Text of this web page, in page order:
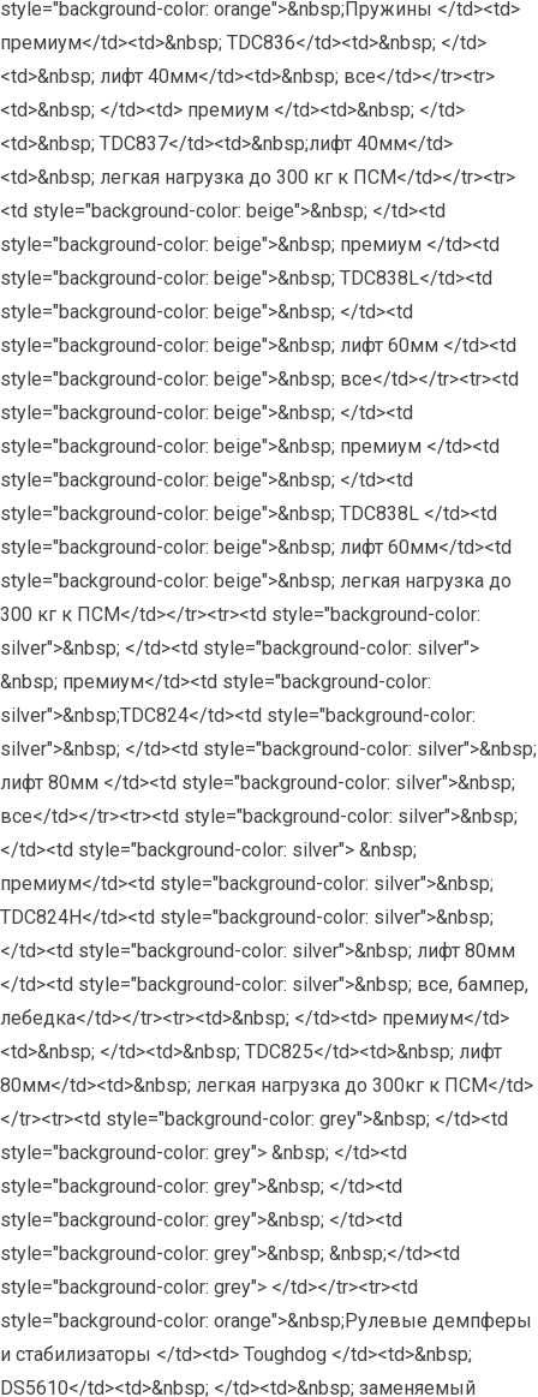
style="background-color: orange">&nbsp;Пружины </td><td>
премиум</td><td>&nbsp; TDC836</td><td>&nbsp; </td>
<td>&nbsp; лифт 40мм</td><td>&nbsp; все</td></tr><tr>
<td>&nbsp; </td><td> премиум </td><td>&nbsp; </td>
<td>&nbsp; TDC837</td><td>&nbsp;лифт 40мм</td>
<td>&nbsp; легкая нагрузка до 300 кг к ПСМ</td></tr><tr>
<td style="background-color: beige">&nbsp; </td><td
style="background-color: beige">&nbsp; премиум </td><td
style="background-color: beige">&nbsp; TDC838L</td><td
style="background-color: beige">&nbsp; </td><td
style="background-color: beige">&nbsp; лифт 60мм </td><td
style="background-color: beige">&nbsp; все</td></tr><tr><td
style="background-color: beige">&nbsp; </td><td
style="background-color: beige">&nbsp; премиум </td><td
style="background-color: beige">&nbsp; </td><td
style="background-color: beige">&nbsp; TDC838L </td><td
style="background-color: beige">&nbsp; лифт 60мм</td><td
style="background-color: beige">&nbsp; легкая нагрузка до
300 кг к ПСМ</td></tr><tr><td style="background-color:
silver">&nbsp; </td><td style="background-color: silver">
&nbsp; премиум</td><td style="background-color:
silver">&nbsp;TDC824</td><td style="background-color:
silver">&nbsp; </td><td style="background-color: silver">&nbsp;
лифт 80мм </td><td style="background-color: silver">&nbsp;
все</td></tr><tr><td style="background-color: silver">&nbsp;
</td><td style="background-color: silver"> &nbsp;
премиум</td><td style="background-color: silver">&nbsp;
TDC824H</td><td style="background-color: silver">&nbsp;
</td><td style="background-color: silver">&nbsp; лифт 80мм
</td><td style="background-color: silver">&nbsp; все, бампер,
лебедка</td></tr><tr><td>&nbsp; </td><td> премиум</td>
<td>&nbsp; </td><td>&nbsp; TDC825</td><td>&nbsp; лифт
80мм</td><td>&nbsp; легкая нагрузка до 300кг к ПСМ</td>
</tr><tr><td style="background-color: grey">&nbsp; </td><td
style="background-color: grey"> &nbsp; </td><td
style="background-color: grey">&nbsp; </td><td
style="background-color: grey">&nbsp; </td><td
style="background-color: grey">&nbsp; &nbsp;</td><td
style="background-color: grey"> </td></tr><tr><td
style="background-color: orange">&nbsp;Рулевые демпферы
и стабилизаторы </td><td> Toughdog </td><td>&nbsp;
DS5610</td><td>&nbsp; </td><td>&nbsp; заменяемый